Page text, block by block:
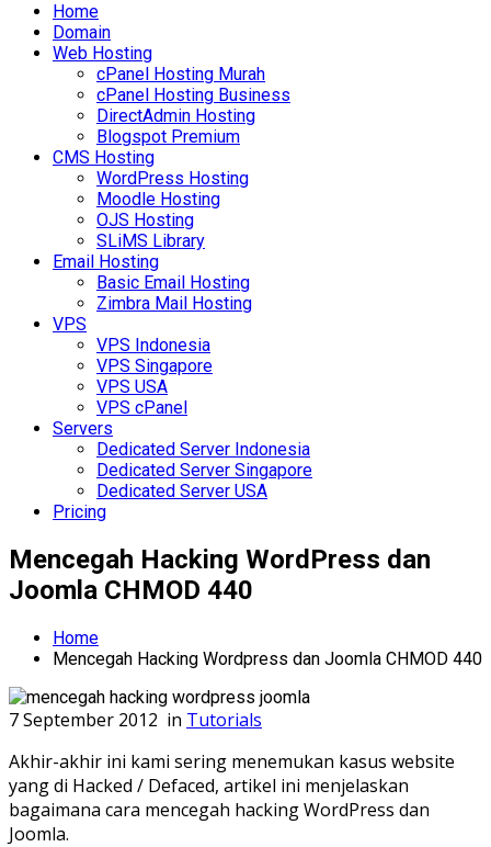
Home
Domain
Web Hosting
cPanel Hosting Murah
cPanel Hosting Business
DirectAdmin Hosting
Blogspot Premium
CMS Hosting
WordPress Hosting
Moodle Hosting
OJS Hosting
SLiMS Library
Email Hosting
Basic Email Hosting
Zimbra Mail Hosting
VPS
VPS Indonesia
VPS Singapore
VPS USA
VPS cPanel
Servers
Dedicated Server Indonesia
Dedicated Server Singapore
Dedicated Server USA
Pricing
Mencegah Hacking WordPress dan
Joomla CHMOD 440
Home
Mencegah Hacking Wordpress dan Joomla CHMOD 440
7 September 2012 in Tutorials
Akhir-akhir ini kami sering menemukan kasus website
yang di Hacked / Defaced, artikel ini menjelaskan
bagaimana cara mencegah hacking WordPress dan
Joomla.